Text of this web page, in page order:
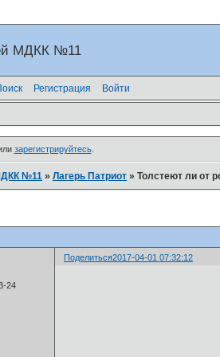
МДКК №11
Регистрация Войти
зарегистрируйтесь.
№11 »Лагерь Патриот »Толстеют ли от
Поделиться2017-04-01 07:32:12
24